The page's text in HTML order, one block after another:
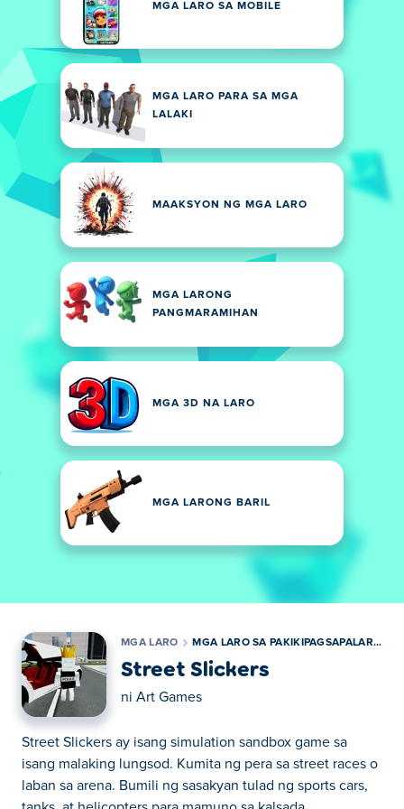
MGA LARO SA MOBILE
MGA LARO PARA SA MGA
LALAKI
MAAKSYON NG MGA LARO
MGA LARONG
PANGMARAMIHAN
MGA 3D NA LARO
MGA LARONG BARIL
MGA LARO MGA LARO SA PAKIKIPAGSAPALARAN
Street Slickers
ni Art Games
Street Slickers ay isang simulation sandbox game sa
isang malaking lungsod. Kumita ng pera sa street races o
laban sa arena. Bumili ng sasakyan tulad ng sports cars,